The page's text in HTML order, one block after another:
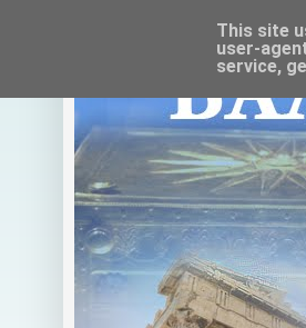
This site
user-
service,